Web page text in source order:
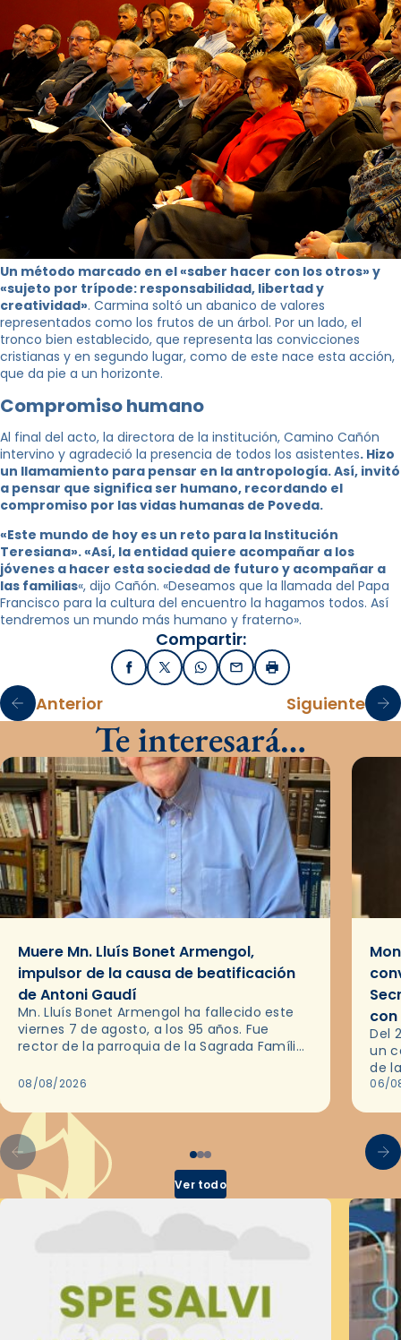
Un método marcado en el «saber hacer con los otros» y
«sujeto por trípode: responsabilidad, libertad y
creatividad». Carmina soltó un abanico de valores
representados como los frutos de un árbol. Por un lado, el
tronco bien establecido, que representa las convicciones
cristianas y en segundo lugar, como de este nace esta acción,
que da pie a un horizonte.
Compromiso humano
Al final del acto, la directora de la institución, Camino Cañón
intervino y agradeció la presencia de todos los asistentes. Hizo
un llamamiento para pensar en la antropología. Así, invitó
a pensar que significa ser humano, recordando el
compromiso por las vidas humanas de Poveda.
«Este mundo de hoy es un reto para la Institución
Teresiana». «Así, la entidad quiere acompañar a los
jóvenes a hacer esta sociedad de futuro y acompañar a
las familias«, dijo Cañón. «Deseamos que la llamada del Papa
Francisco para la cultura del encuentro la hagamos todos. Así
tendremos un mundo más humano y fraterno».
Compartir:
FacebookX / TwitterWhatsApp
EmailImprimir
Anterior Siguiente
Te interesará…
Muere Mn. Lluís Bonet Armengol,
impulsor de la causa de beatificación
de Antoni Gaudí
Mn. Lluís Bonet Armengol ha fallecido este
viernes 7 de agosto, a los 95 años. Fue
rector de la parroquia de la Sagrada Família
08/08/2026
Del
un
de
en
06/
Ver todo